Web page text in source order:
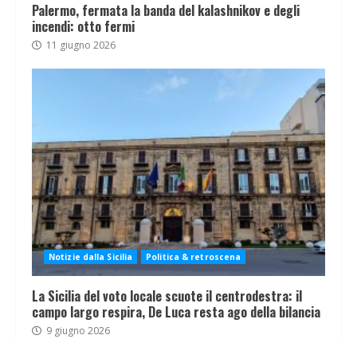
Palermo, fermata la banda del kalashnikov e degli
incendi: otto fermi
11 giugno 2026
Notizie dalla Sicilia Politica & retroscena
La Sicilia del voto locale scuote il centrodestra: il
campo largo respira, De Luca resta ago della bilancia
9 giugno 2026